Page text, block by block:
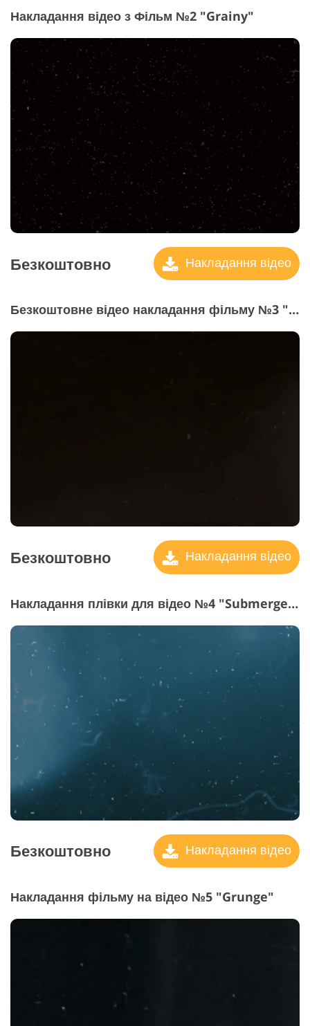
Накладання відео з Фільм №2 "Grainy"
Безкоштовно Накладання відео
Безкоштовне відео накладання фільму №3 "Retro Feel"
Безкоштовно Накладання відео
Накладання плівки для відео №4 "Submerged"
Безкоштовно Накладання відео
Накладання фільму на відео №5 "Grunge"